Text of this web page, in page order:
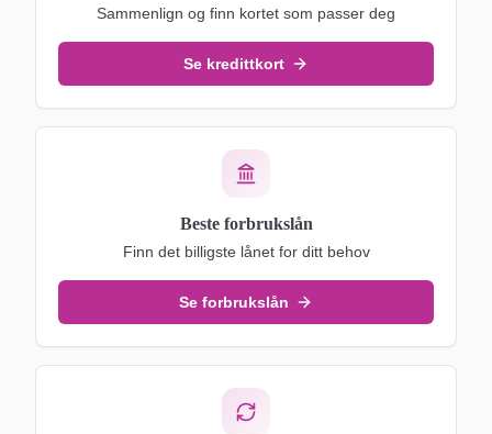
Sammenlign og finn kortet som passer deg
Se kredittkort
Beste forbrukslån
Finn det billigste lånet for ditt behov
Se forbrukslån